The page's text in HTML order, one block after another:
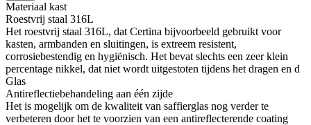
Materiaal kast
Roestvrij staal 316L
Het roestvrij staal 316L, dat Certina bijvoorbeeld gebruikt voor
kasten, armbanden en sluitingen, is extreem resistent,
corrosiebestendig en hygiënisch. Het bevat slechts een zeer klein
percentage nikkel, dat niet wordt uitgestoten tijdens het dragen en d
Glas
Antireflectiebehandeling aan één zijde
Het is mogelijk om de kwaliteit van saffierglas nog verder te
verbeteren door het te voorzien van een antireflecterende coating